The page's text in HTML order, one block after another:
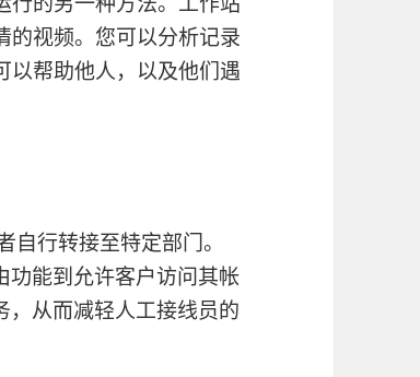
的视频。您可以分析记录
以帮助他人，以及他们遇
行转接至特定部门。
功能到允许客户访问其帐
，从而减轻人工接线员的